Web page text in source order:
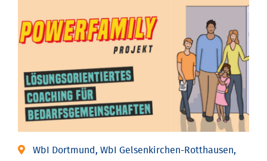
WbI Dortmund, WbI Gelsenkirchen-Rotthausen,